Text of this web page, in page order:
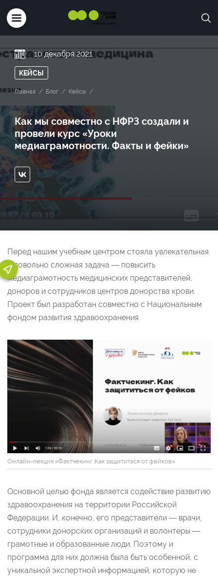
10 декабря 2021
КЕЙСЫ
Главная Блог Кейсы
Как мы совместно с НФРЗ создали и
провели курс «Уроки
медиаграмотности. Факты и фейки»
Перед нашим учебным центром стояла увлекательная
и довольно сложная задача — повысить
медиаграмотность медицинских представителей,
доноров и сотрудников центров донорства крови.
Проект был разработан совместно с Национальным
фондом развития здравоохранения.
Онлайн-лекция «Фактчекинг. Как защититься от фейков»
Основной целью фонда является содействие развитию
здравоохранения на территории Российской
Федерации. И, конечно, его представители — врачи,
сотрудники донорских организаций и волонтеры —
грамотные и образованные люди. Поэтому и
программа для них должна была быть особенной, с
уникальной экспертной информацией, которую не